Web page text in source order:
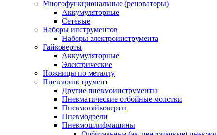
Многофункциональные (реноваторы)
Аккумуляторные
Сетевые
Наборы инструментов
Наборы электроинструмента
Гайковерты
Аккумуляторные
Электрические
Ножницы по металлу
Пневмоинструмент
Другие пневмоинструменты
Пневматические отбойные молотки
Пневмогайковерты
Пневмодрели
Пневмошлифмашины